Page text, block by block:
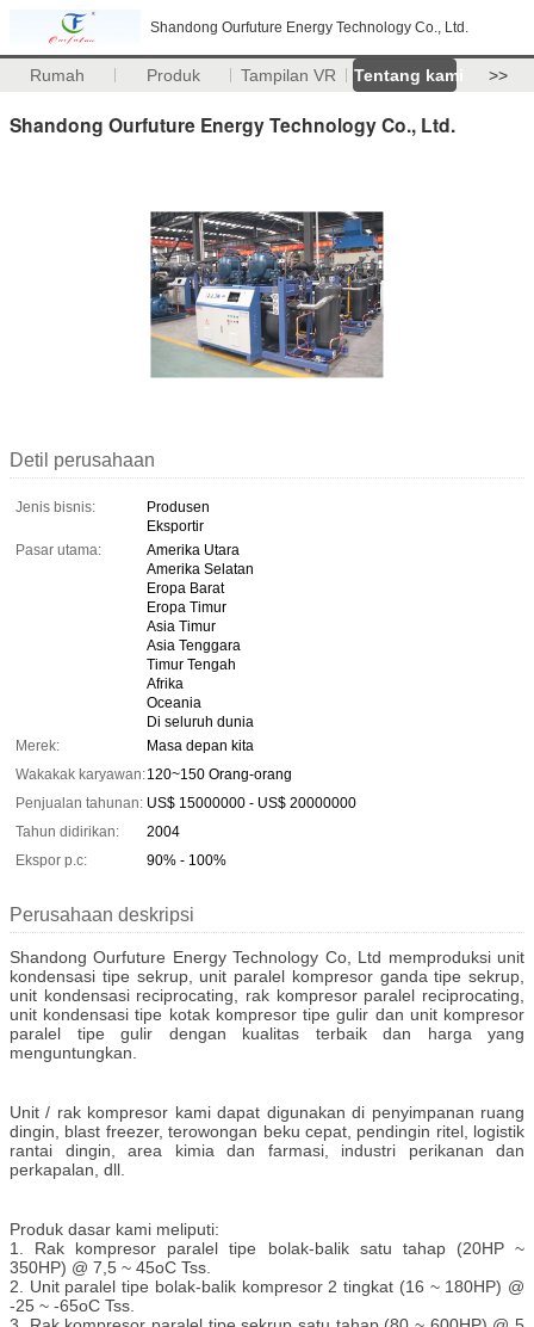
Shandong Ourfuture Energy Technology Co., Ltd.
Rumah Produk Tampilan VR Tentang kami >>
Shandong Ourfuture Energy Technology Co., Ltd.
Detil perusahaan
Jenis bisnis:
Produsen
Eksportir
Pasar utama:
Amerika Utara
Amerika Selatan
Eropa Barat
Eropa Timur
Asia Timur
Asia Tenggara
Timur Tengah
Afrika
Oceania
Di seluruh dunia
Merek:
Masa depan kita
Wakakak karyawan:120~150 Orang-orang
Penjualan tahunan: US$ 15000000 - US$ 20000000
Tahun didirikan:
2004
Ekspor p.c:
90% - 100%
Perusahaan deskripsi
Shandong Ourfuture Energy Technology Co, Ltd memproduksi unit
kondensasi tipe sekrup, unit paralel kompresor ganda tipe sekrup,
unit kondensasi reciprocating, rak kompresor paralel reciprocating,
unit kondensasi tipe kotak kompresor tipe gulir dan unit kompresor
paralel tipe gulir dengan kualitas terbaik dan harga yang
menguntungkan.
Unit / rak kompresor kami dapat digunakan di penyimpanan ruang
dingin, blast freezer, terowongan beku cepat, pendingin ritel, logistik
rantai dingin, area kimia dan farmasi, industri perikanan dan
perkapalan, dll.
Produk dasar kami meliputi:
1. Rak kompresor paralel tipe bolak-balik satu tahap (20HP ~
350HP) @ 7,5 ~ 45oC Tss.
2. Unit paralel tipe bolak-balik kompresor 2 tingkat (16 ~ 180HP) @
-25 ~ -65oC Tss.